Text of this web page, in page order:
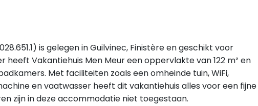
is gelegen in Guilvinec, Finistère en geschikt voor
heeft Vakantiehuis Men Meur een oppervlakte van 122 m² en
Met faciliteiten zoals een omheinde tuin, WiFi,
en vaatwasser heeft dit vakantiehuis alles voor een fijne
zijn in deze accommodatie niet toegestaan.